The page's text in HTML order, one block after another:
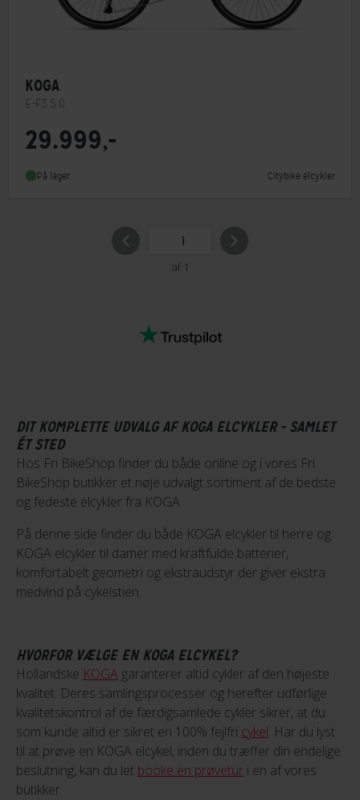
KOGA
E-F3 5.0
Motorplacering
29.999,-
På lager Citybike elcykler
af 1
DIT KOMPLETTE UDVALG AF KOGA ELCYKLER - SAMLET
ÉT STED
Hos Fri BikeShop finder du både online og i vores Fri
BikeShop butikker et nøje udvalgt sortiment af de bedste
og fedeste elcykler fra KOGA.
På denne side finder du både KOGA elcykler til herre og
KOGA elcykler til damer med kraftfulde batterier,
komfortabelt geometri og ekstraudstyr der giver ekstra
medvind på cykelstien.
HVORFOR VÆLGE EN KOGA ELCYKEL?
Hollandske KOGA garanterer altid cykler af den højeste
kvalitet. Deres samlingsprocesser og herefter udførlige
kvalitetskontrol af de færdigsamlede cykler sikrer, at du
som kunde altid er sikret en 100% fejlfri cykel. Har du lyst
til at prøve en KOGA elcykel, inden du træffer din endelige
beslutning, kan du let booke en prøvetur i en af vores
butikker.